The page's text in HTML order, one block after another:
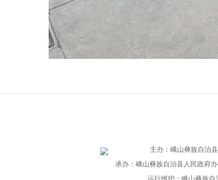
主办： 峨山彝族自治
承办：峨山彝族自治县人民政府